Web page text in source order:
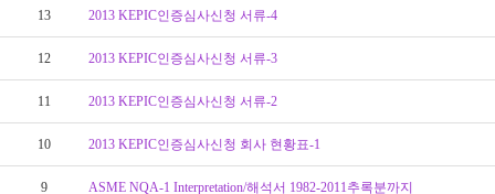
13 2013 KEPIC인증심사신청 서류-4
12 2013 KEPIC인증심사신청 서류-3
11 2013 KEPIC인증심사신청 서류-2
10 2013 KEPIC인증심사신청 회사 현황표-1
9 ASME NQA-1 Interpretation/해석서 1982-2011추록분까지